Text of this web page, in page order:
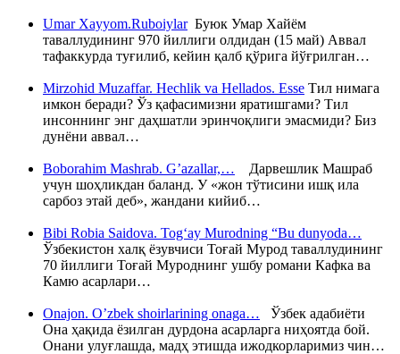
Umar Xayyom.RuboiylarБуюк Умар Хайём
таваллудининг 970 йиллиги олдидан (15 май) Аввал
тафаккурда туғилиб, кейин қалб қўрига йўғрилган…
Mirzohid Muzaffar. Hechlik va Hellados. Esse Тил нимага
имкон беради? Ўз қафасимизни яратишгами? Тил
инсоннинг энг даҳшатли эринчоқлиги эмасмиди? Биз
дунёни аввал…
Boborahim Mashrab. G’azallar,… Дарвешлик Машраб
учун шоҳликдан баланд. У «жон тўтисини ишқ ила
сарбоз этай деб», жандани кийиб…
Bibi Robia Saidova. Tog‘ay Murodning “Bu dunyoda…
Ўзбекистон халқ ёзувчиси Тоғай Мурод таваллудининг
70 йиллиги Тоғай Муроднинг ушбу романи Кафка ва
Камю асарлари…
Onajon. O’zbek shoirlarining onaga… Ўзбек адабиёти
Она ҳақида ёзилган дурдона асарларга ниҳоятда бой.
Онани улуғлашда, мадҳ этишда ижодкорларимиз чин…